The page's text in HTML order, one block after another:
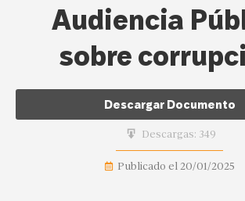
Audiencia
sobre
Descargar Documento
Descargas: 349
Publicado el 20/01/2025